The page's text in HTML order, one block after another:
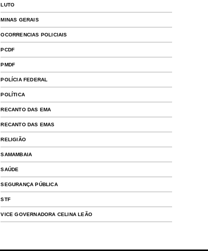
LUTO
MINAS GERAIS
OCORRENCIAS POLICIAIS
PCDF
PMDF
POLÍCIA FEDERAL
POLÍTICA
RECANTO DAS EMA
RECANTO DAS EMAS
RELIGIÃO
SAMAMBAIA
SAÚDE
SEGURANÇA PÚBLICA
STF
VICE GOVERNADORA CELINA LEÃO